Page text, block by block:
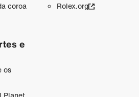
coroa
e
os
Rolex.org